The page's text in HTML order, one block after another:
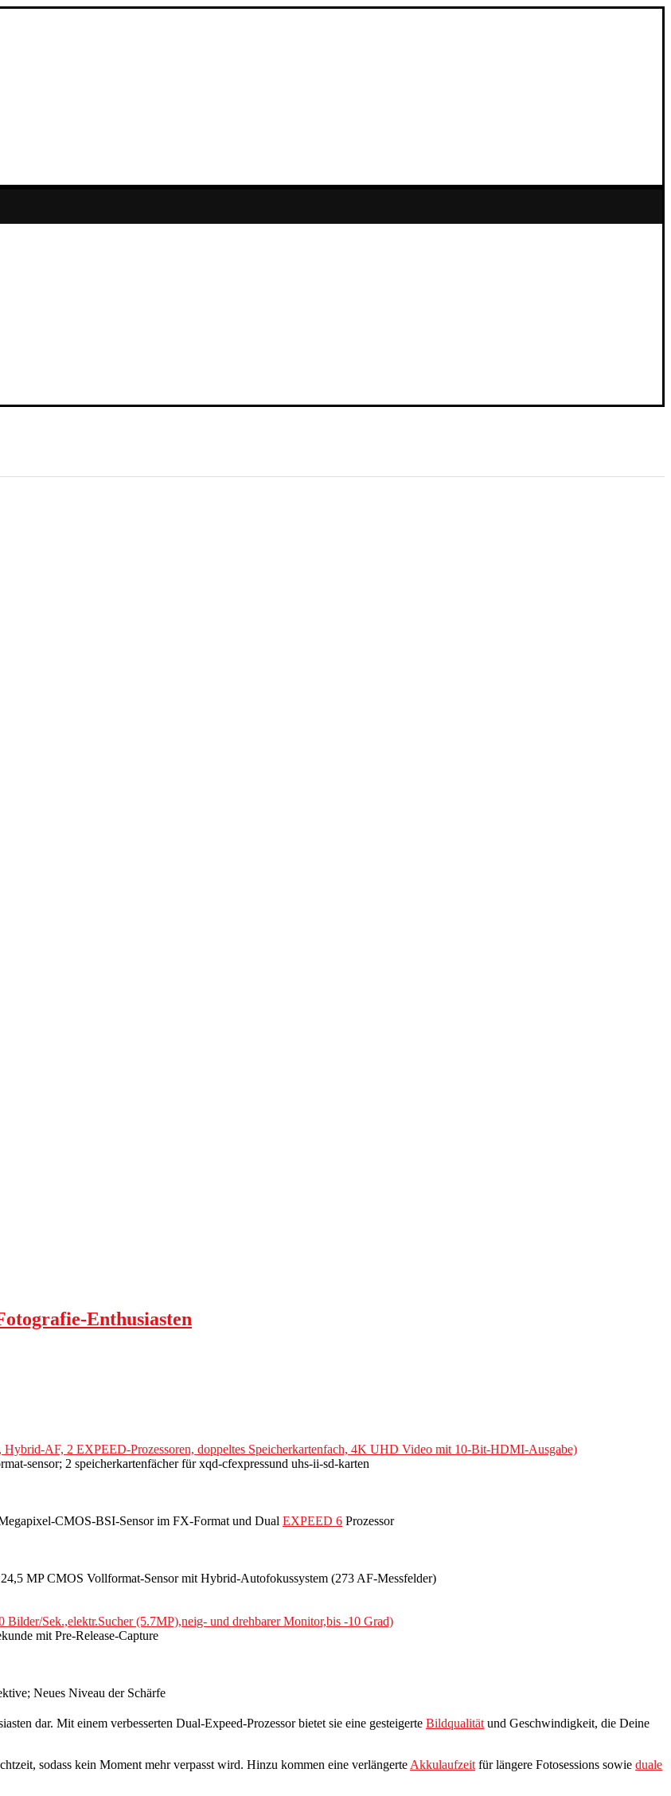
Enthusiasten
AF, 2 EXPEED-Prozessoren, doppeltes Speicherkartenfach, 4K UHD Video mit 10-Bit-HDMI-Ausgabe)
sensor; 2 speicherkartenfächer für xqd-cfexpressund uhs-ii-sd-karten
CMOS-BSI-Sensor im FX-Format und Dual EXPEED 6 Prozessor
MP CMOS Vollformat-Sensor mit Hybrid-Autofokussystem (273 AF-Messfelder)
Sek.,elektr.Sucher (5.7MP),neig- und drehbarer Monitor,bis -10 Grad)
mit Pre-Release-Capture
Neues Niveau der Schärfe
dar. Mit einem verbesserten Dual-Expeed-Prozessor bietet sie eine gesteigerte Bildqualität und Geschwindigkeit, die Deine
sodass kein Moment mehr verpasst wird. Hinzu kommen eine verlängerte Akkulaufzeit für längere Fotosessions sowie duale